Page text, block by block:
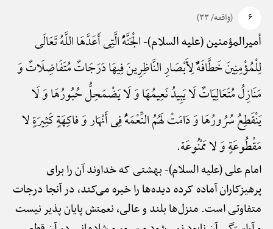
۶ (واقعه/ ۳۳)
أمیرالمؤمنین (علیه السلام)-الْجَنَّهًُْ الَّتِی أَعَدَّهَا اللَّهُ تَعَالَی
لِلْمُؤْمِنِینَ خَطَّافَهًٌْ لِأَبْصَارِ النَّاظِرِینَ فِیهَا دَرَجَاتٌ مُتَفَاضِلَاتٌ وَ
مَنَازِلُ مُتَعَالِیَاتٌ لَا یَبِیدُ نَعِیمُهَا وَ لَا یَضْمَحِلُّ حُبُورُهَا وَ لَا
یَنْقَطِعُ سُرُورُهَا وَ دَامَتْ لَهُمُ النِّعْمَهًُْ فِی أَنْهَار وَ فاکِهَةٍ کَثِیرَةٍ لا
مَقْطُوعَةٍ وَ لا مَمْنُوعَة.
امام علی (علیه السلام)-بهشتی که خداوند آن را برای
پرهیزکاران آماده کرده دیده‌ها را خیره می‌کند، در آنجا درجات
متفاوتی است. منزل‌ها بلند و عالی، نعمتش پایان پذیر نیست